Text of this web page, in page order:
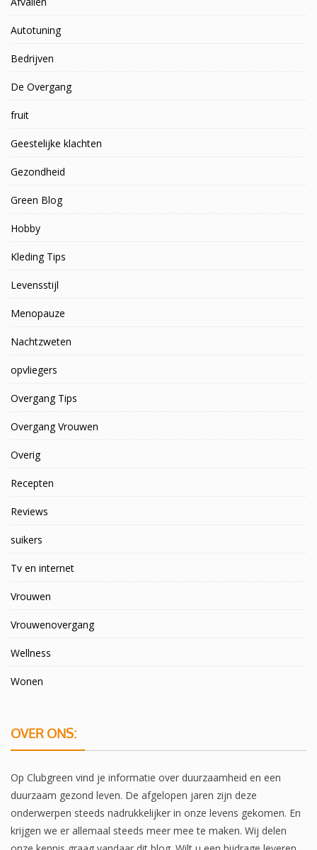
Autotuning
Bedrijven
De Overgang
fruit
Geestelijke klachten
Gezondheid
Green Blog
Hobby
Kleding Tips
Levensstijl
Menopauze
Nachtzweten
opvliegers
Overgang Tips
Overgang Vrouwen
Overig
Recepten
Reviews
suikers
Tv en internet
Vrouwen
Vrouwenovergang
Wellness
Wonen
OVER ONS:
Op Clubgreen vind je informatie over duurzaamheid en een
duurzaam gezond leven. De afgelopen jaren zijn deze
onderwerpen steeds nadrukkelijker in onze levens gekomen. En
krijgen we er allemaal steeds meer mee te maken. Wij delen